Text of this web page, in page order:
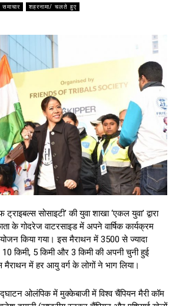
शहरनामा/ चलते हुए
सोसाइटी’ की युवा शाखा ‘एकल युवा’ द्वारा
के गोदरेज वाटरसाइड में अपने वार्षिक कार्यक्रम
किया गया। इस मैराथन में 3500 से ज्यादा
10 किमी, 5 किमी और 3 किमी की अपनी चुनी हुई
में हर आयु वर्ग के लोगों ने भाग लिया।
ओलंपिक में मुक्केबाजी में विश्व चैंपियन मैरी कॉम